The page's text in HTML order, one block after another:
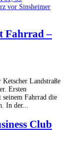
Fahrrad –
Landstraße
Ersten
Fahrrad die
In der...
Club